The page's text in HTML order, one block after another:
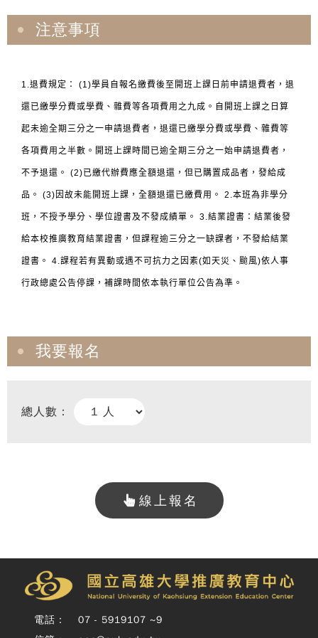
注意事項
1.退費規定： (1)學員自報名繳費後至開班上課日前申請退費者，退
還已繳學分費或學費、雜費等各項費用之九成。自開班上課之日算
起未逾全期三分之一申請退費者，退還已繳學分費或學費、雜費等
各項費用之半數。開班上課時間已逾全期三分之一始申請退費者，
不予退還。 (2)已繳代辦費應全額退還，但已購置成品者，發給成
品。 (3)因故未能開班上課，全額退還已繳費用。 2.本班為非學分
班，不授予學分、學位證書及不發成績單。 3.結業證書：結業後發
給本校推廣教育結業證書，但課程逾三分之一缺課者，不發給結業
證書。 4.課程若有異動或遇不可抗力之因素(如天災、颱風)依人事
行政總處公告停課，補課時間依本執行單位公告為準。
我要報名
總人數：
線上報名
電話：
07 - 5919107 ~9